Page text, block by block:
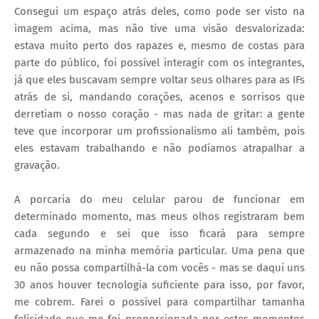
Consegui um espaço atrás deles, como pode ser visto na
imagem acima, mas não tive uma visão desvalorizada:
estava muito perto dos rapazes e, mesmo de costas para
parte do público, foi possível interagir com os integrantes,
já que eles buscavam sempre voltar seus olhares para as IFs
atrás de si, mandando corações, acenos e sorrisos que
derretiam o nosso coração - mas nada de gritar: a gente
teve que incorporar um profissionalismo ali também, pois
eles estavam trabalhando e não podíamos atrapalhar a
gravação.
A porcaria do meu celular parou de funcionar em
determinado momento, mas meus olhos registraram bem
cada segundo e sei que isso ficará para sempre
armazenado na minha memória particular. Uma pena que
eu não possa compartilhá-la com vocês - mas se daqui uns
30 anos houver tecnologia suficiente para isso, por favor,
me cobrem. Farei o possível para compartilhar tamanha